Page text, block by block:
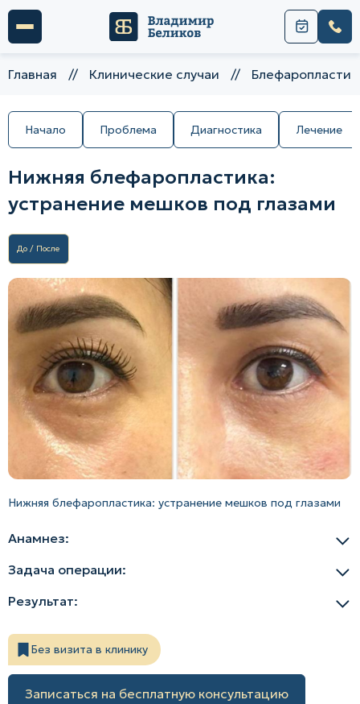
Главная // Клинические случаи //
Начало Проблема Диагностика Лечение
Нижняя блефаропластика:
устранение мешков под глазами
До / После
Нижняя блефаропластика: устранение мешков под глазами
Анамнез:
Задача операции:
Результат:
Без визита в клинику
Записаться на бесплатную консультацию